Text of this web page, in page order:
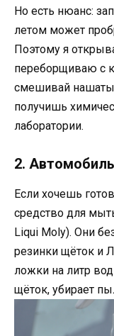
Но есть нюанс:
летом может
Поэтому я
переборщиваю с
смешивай
получишь
лаборатории.
2.
Если хочешь
средство для
Liqui Moly). Они
резинки щёток и
ложки на литр
щёток, убирает